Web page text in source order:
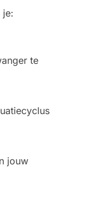
je:
te
jouw